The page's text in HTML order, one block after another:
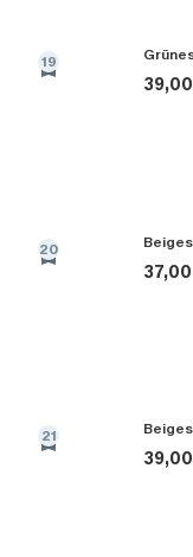
19
20
21